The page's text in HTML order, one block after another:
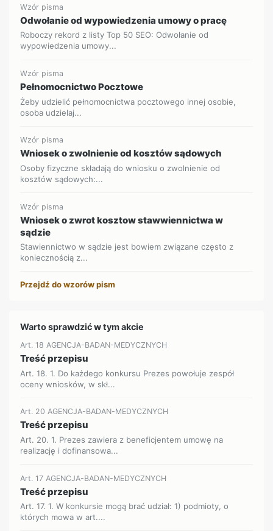
Wzór pisma
Odwołanie od wypowiedzenia umowy o pracę
Roboczy rekord z listy Top 50 SEO: Odwołanie od
wypowiedzenia umowy...
Wzór pisma
Pełnomocnictwo Pocztowe
Żeby udzielić pełnomocnictwa pocztowego innej osobie,
osoba udzielaj...
Wzór pisma
Wniosek o zwolnienie od kosztów sądowych
Osoby fizyczne składają do wniosku o zwolnienie od
kosztów sądowych:...
Wzór pisma
Wniosek o zwrot kosztow stawwiennictwa w
sądzie
Stawiennictwo w sądzie jest bowiem związane często z
koniecznością z...
Przejdź do wzorów pism
Warto sprawdzić w tym akcie
Art. 18 AGENCJA-BADAN-MEDYCZNYCH
Treść przepisu
Art. 18. 1. Do każdego konkursu Prezes powołuje zespół
oceny wniosków, w skł...
Art. 20 AGENCJA-BADAN-MEDYCZNYCH
Treść przepisu
Art. 20. 1. Prezes zawiera z beneficjentem umowę na
realizację i dofinansowa...
Art. 17 AGENCJA-BADAN-MEDYCZNYCH
Treść przepisu
Art. 17. 1. W konkursie mogą brać udział: 1) podmioty, o
których mowa w art....